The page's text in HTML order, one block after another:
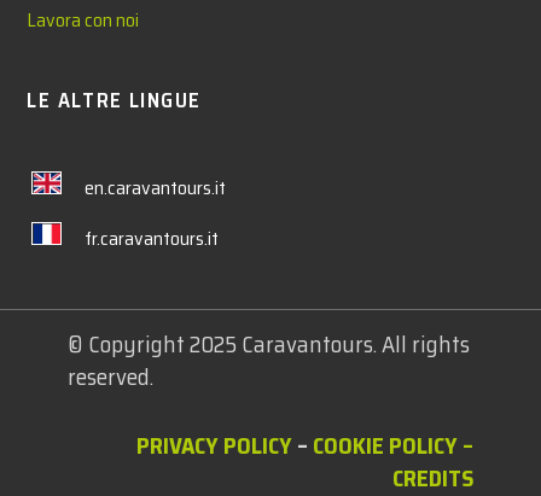
Lavora con noi
LE ALTRE LINGUE
en.caravantours.it
fr.caravantours.it
© Copyright 2025 Caravantours. All rights
reserved.
PRIVACY POLICY– COOKIE POLICY–
CREDITS